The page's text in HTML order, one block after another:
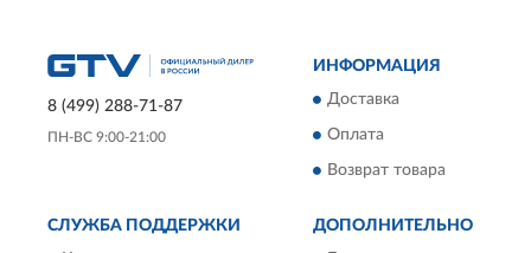
8 (499) 288-71-87
ПН-ВС 9:00-21:00
ИНФОРМАЦИЯ
Доставка
Оплата
Возврат товара
СЛУЖБА ПОДДЕРЖКИ ДОПОЛНИТЕЛЬНО